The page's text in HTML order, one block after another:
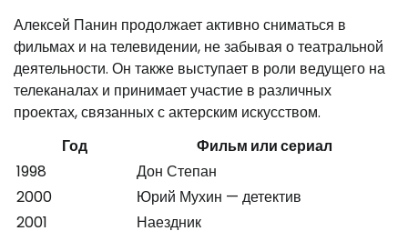
Алексей Панин продолжает активно сниматься в
фильмах и на телевидении, не забывая о театральной
деятельности. Он также выступает в роли ведущего на
телеканалах и принимает участие в различных
проектах, связанных с актерским искусством.
Год
Фильм или сериал
1998
Дон Степан
2000
Юрий Мухин — детектив
2001
Наездник